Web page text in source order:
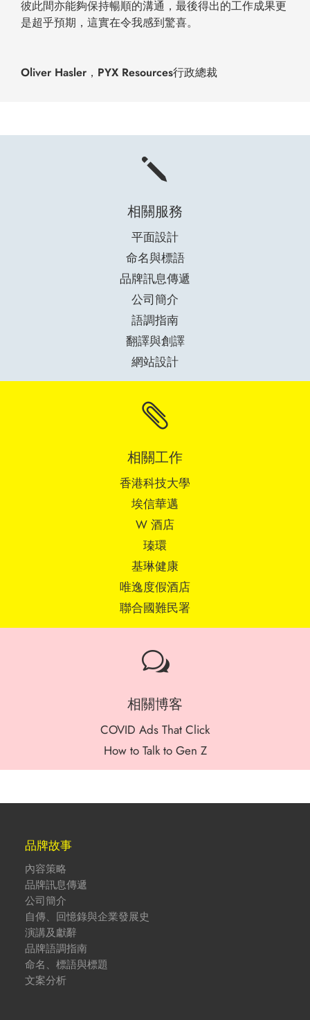
彼此間亦能夠保持暢順的溝通，最後得出的工作成果更
是超乎預期，這實在令我感到驚喜。
Oliver Hasler，PYX Resources行政總裁
j
相關服務
平面設計
命名與標語
品牌訊息傳遞
公司簡介
語調指南
翻譯與創譯
網站設計

相關工作
香港科技大學
埃信華邁
W 酒店
瑧環
基琳健康
唯逸度假酒店
聯合國難民署
w
相關博客
COVID Ads That Click
How to Talk to Gen Z
品牌故事
內容策略
品牌訊息傳遞
公司簡介
自傳、回憶錄與企業發展史
演講及獻辭
品牌語調指南
命名、標語與標題
文案分析